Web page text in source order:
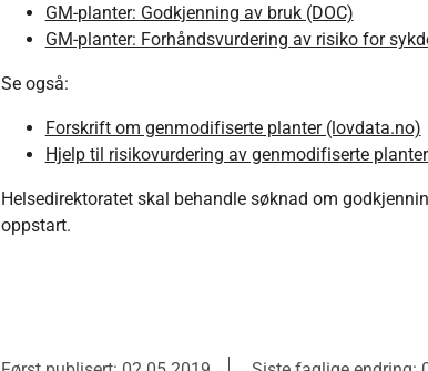
GM-planter: Godkjenning av bruk (DOC)
GM-planter: Forhåndsvurdering av risiko for
Se også:
Forskrift om genmodifiserte planter (lovdata.no)
Hjelp til risikovurdering av genmodifiserte
Helsedirektoratet skal behandle søknad om
oppstart.